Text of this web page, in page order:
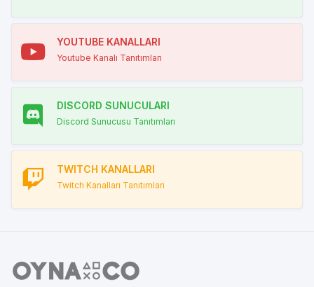
YOUTUBE KANALLARI
Youtube Kanalı Tanıtımları
DISCORD SUNUCULARI
Discord Sunucusu Tanıtımları
TWITCH KANALLARI
Twitch Kanalları Tanıtımları